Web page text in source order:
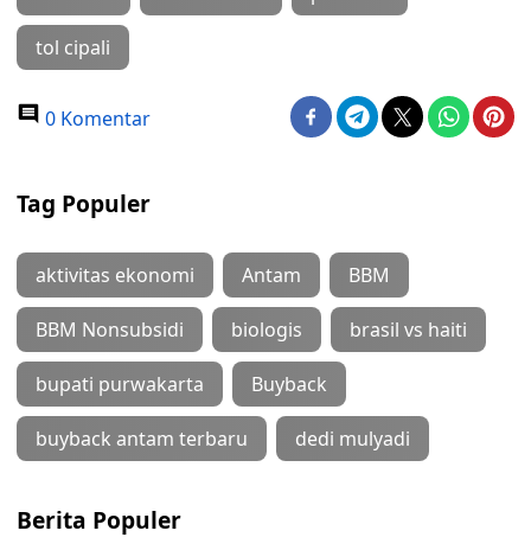
tol cipali
0 Komentar
Tag Populer
aktivitas ekonomi Antam BBM
BBM Nonsubsidi biologis brasil vs haiti
bupati purwakarta Buyback
buyback antam terbaru dedi mulyadi
Berita Populer